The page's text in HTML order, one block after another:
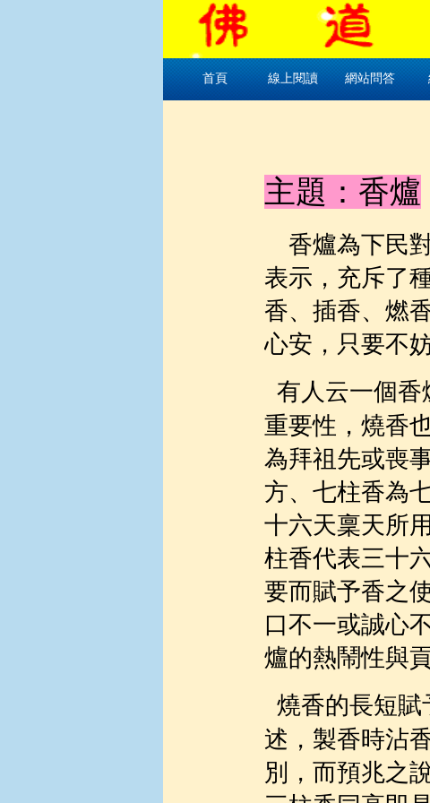
主題：香爐
香爐為下民
表示，充斥了
香、插香、燃
心安，只要不
有人云一個
重要性，燒香
為拜祖先或喪
方、七柱香為
十六天稟天所
柱香代表三十
要而賦予香之
口不一或誠心
爐的熱鬧性與
燒香的長短
述，製香時沾
別，而預兆之
首頁 線上閱讀 網站問答